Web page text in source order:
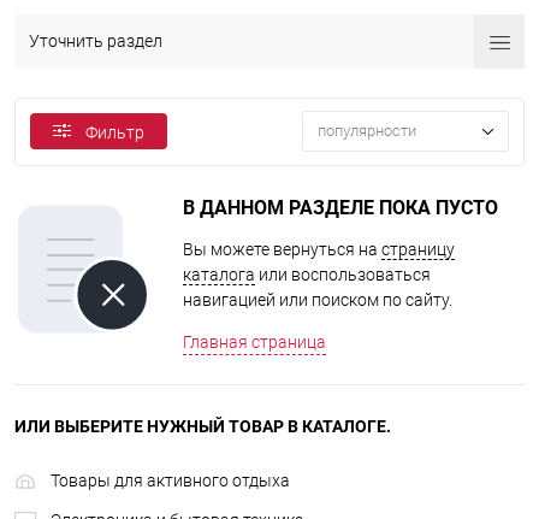
Уточнить раздел
Фильтр популярности
В ДАННОМ РАЗДЕЛЕ ПОКА ПУСТО
Вы можете вернуться на страницу
каталога или воспользоваться
навигацией или поиском по сайту.
Главная страница
ИЛИ ВЫБЕРИТЕ НУЖНЫЙ ТОВАР В КАТАЛОГЕ.
Товары для активного отдыха